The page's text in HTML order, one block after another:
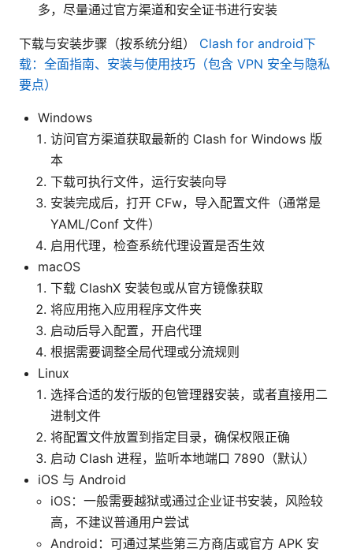
多，尽量通过官方渠道和安全证书进行安装
下载与安装步骤（按系统分组） Clash for android下
载：全面指南、安装与使用技巧（包含 VPN 安全与隐私
要点）
Windows
访问官方渠道获取最新的 Clash for Windows 版
本
下载可执行文件，运行安装向导
安装完成后，打开 CFw，导入配置文件（通常是
YAML/Conf 文件）
启用代理，检查系统代理设置是否生效
macOS
下载 ClashX 安装包或从官方镜像获取
将应用拖入应用程序文件夹
启动后导入配置，开启代理
根据需要调整全局代理或分流规则
Linux
选择合适的发行版的包管理器安装，或者直接用二
进制文件
将配置文件放置到指定目录，确保权限正确
启动 Clash 进程，监听本地端口 7890（默认）
iOS 与 Android
iOS：一般需要越狱或通过企业证书安装，风险较
高，不建议普通用户尝试
Android：可通过某些第三方商店或官方 APK 安